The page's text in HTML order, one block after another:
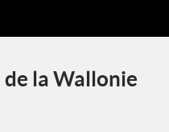
la Wallonie